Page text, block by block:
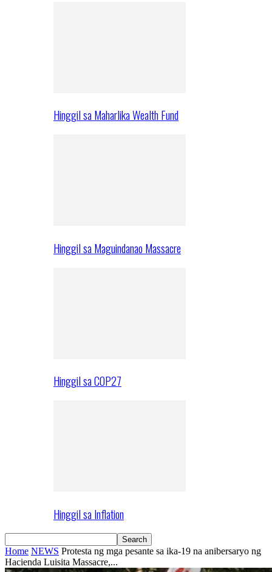
Hinggil sa Maharlika Wealth Fund
Hinggil sa Maguindanao Massacre
Hinggil sa COP27
Hinggil sa Inflation
Home NEWS Protesta ng mga pesante sa ika-19 na anibersaryo ng
Hacienda Luisita Massacre,...